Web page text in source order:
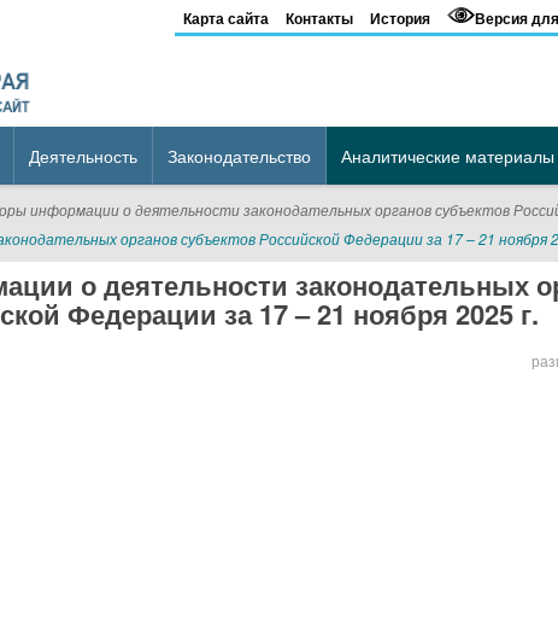
Карта сайта Контакты История Версия
Деятельность Законодательство Аналитические материалы
информации о деятельности законодательных органов субъектов
органов субъектов Российской Федерации за 17 – 21 ноября
о деятельности законодательных
Федерации за 17 – 21 ноября 2025 г.